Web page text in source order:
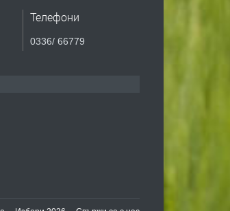
Телефони
0336/ 66779